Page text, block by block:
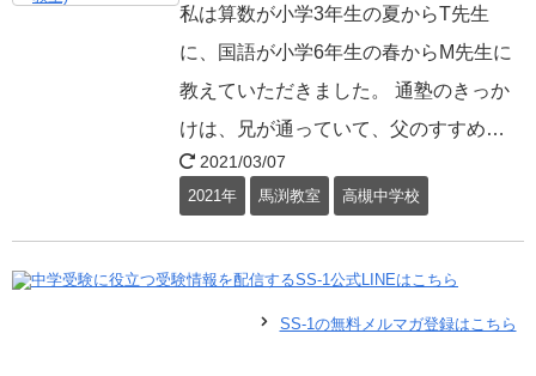
私は算数が小学3年生の夏からT先生
に、国語が小学6年生の春からM先生に
教えていただきました。 通塾のきっか
けは、兄が通っていて、父のすすめ…
2021/03/07
2021年 馬渕教室 高槻中学校
SS-1の無料メルマガ登録はこちら